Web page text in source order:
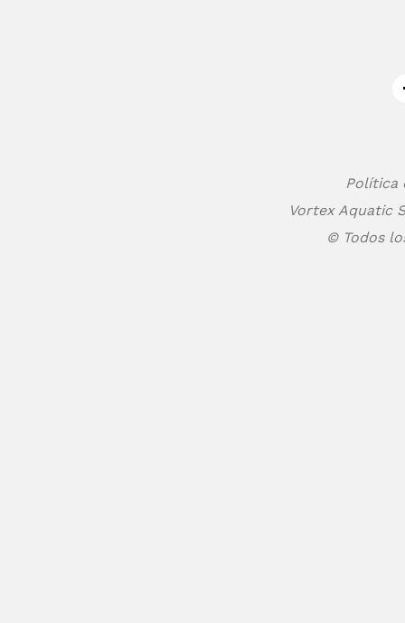
Política
Vortex Aquatic
© Todos